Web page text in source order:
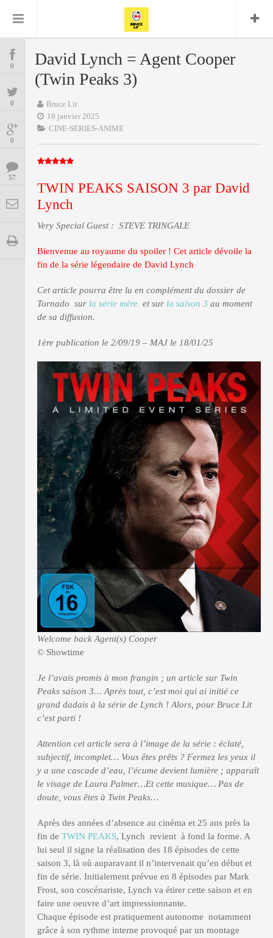
COMICS
MANGAS
BD
ENCYCLOPEGEEK
CINE-SERIES-ANIME
MUSIQUE
PRESSE
0
0
0
57
David Lynch = Agent Cooper
(Twin Peaks 3)
Bruce Lit
18 janvier 2025
CINE-SERIES-ANIME
TWIN PEAKS SAISON 3 par David
Lynch
Very Special Guest : STEVE TRINGALE
Bienvenue au royaume du spoiler ! Cet article dévoile la
fin de la série légendaire de David Lynch
Cet article pourra être lu en complément du dossier de
Tornado sur la série mère et sur la saison 3 au moment
de sa diffusion.
1ère publication le 2/09/19 – MAJ le 18/01/25
Welcome back Agent(s) Cooper
© Showtime
Je l’avais promis à mon frangin ; un article sur Twin
Peaks saison 3… Après tout, c’est moi qui ai initié ce
grand dadais à la série de Lynch ! Alors, pour Bruce Lit
c’est parti !
Attention cet article sera à l’image de la série : éclaté,
subjectif, incomplet… Vous êtes prêts ? Fermez les yeux il
y a une cascade d’eau, l’écume devient lumière ; apparaît
le visage de Laura Palmer…Et cette musique… Pas de
doute, vous êtes à Twin Peaks…
Après des années d’absence au cinéma et 25 ans près la
fin de TWIN PEAKS, Lynch revient à fond la forme. A
lui seul il signe la réalisation des 18 épisodes de cette
saison 3, là où auparavant il n’intervenait qu’en début et
fin de série. Initialement prévue en 8 épisodes par Mark
Frost, son coscénariste, Lynch va étirer cette saison et en
faire une oeuvre d’art impressionnante.
Chaque épisode est pratiquement autonome notamment
grâce à son rythme interne provoqué par un montage
Comics
Daredevil Dark Horse
Delcourt
Edwige
Encyclopegeek Figure
Replay
Glénat Graphic Novel
Independants JB Vu Van
Nguyen
Marvel Mattie boy
Panini Patrick Faivre Presse
Présence Punisher
Tornado Urban xmen